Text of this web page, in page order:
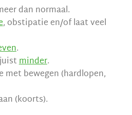
dan normaal.
, obstipatie en/of laat veel
.
juistminder.
met bewegen (hardlopen,
(koorts).